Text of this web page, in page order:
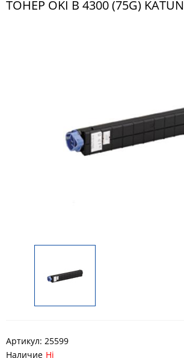
ТОНЕР OKI B 4300 (75G) KATUN
Артикул: 25599
Наличие Ні